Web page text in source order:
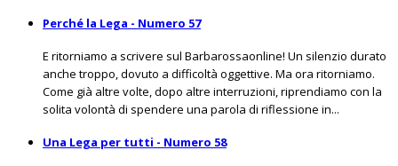
Perché la Lega - Numero 57
E ritorniamo a scrivere sul Barbarossaonline! Un silenzio durato
anche troppo, dovuto a difficoltà oggettive. Ma ora ritorniamo.
Come già altre volte, dopo altre interruzioni, riprendiamo con la
solita volontà di spendere una parola di riflessione in...
Una Lega per tutti - Numero 58